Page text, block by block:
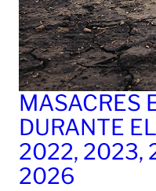
MASACRES
DURANTE
2022, 2023,
2026